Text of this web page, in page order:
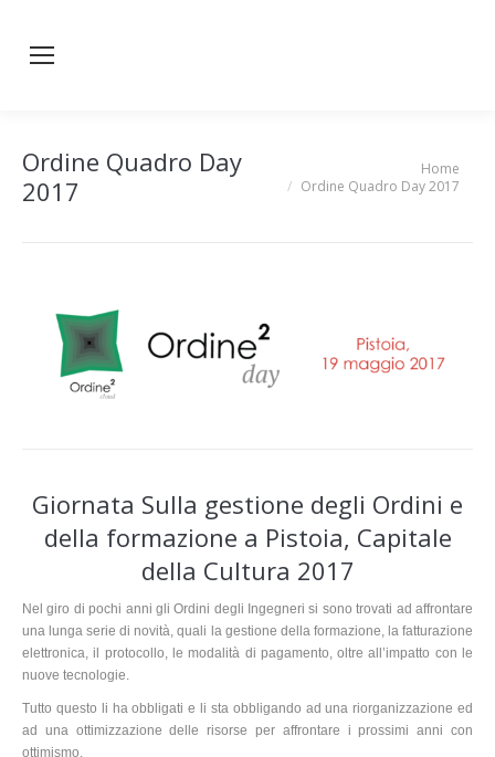
Ordine Quadro Day
2017
Home
Ordine Quadro Day 2017
Giornata Sulla gestione degli Ordini e
della formazione a Pistoia, Capitale
della Cultura 2017
Nel giro di pochi anni gli Ordini degli Ingegneri si sono trovati ad affrontare
una lunga serie di novità, quali la gestione della formazione, la fatturazione
elettronica, il protocollo, le modalità di pagamento, oltre all’impatto con le
nuove tecnologie.
Tutto questo li ha obbligati e li sta obbligando ad una riorganizzazione ed
ad una ottimizzazione delle risorse per affrontare i prossimi anni con
ottimismo.